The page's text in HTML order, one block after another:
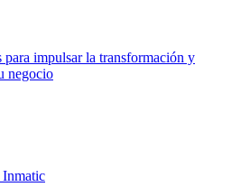
para impulsar la transformación y
negocio
Inmatic